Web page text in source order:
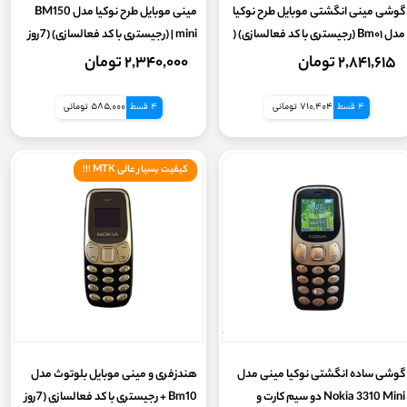
گوشی مینی انگشتی موبایل طرح نوکیا
مدل Bm۰۱ (رجیستری با کد فعالسازی) (
گارانتی سلامت 7روز تست و تعویض کالا)
۲,۸۴۱,۶۱۵ تومان
4 قسط 710,404 تومانی
مینی موبایل طرح نوکیا مدل BM150
mini | (رجیستری با کد فعالسازی) (7روز
گارانتی سلامت کالا)
۲,۳۴۰,۰۰۰ تومان
4 قسط 585,000 تومانی
گوشی ساده انگشتی نوکیا مینی مدل
Nokia 3310 Mini دو سیم کارت و
هندزفری و مینی موبایل بلوتوث مدل
Bm10 + رجیستری با کد فعالسازی (7روز
کیفیت بسیار عالی MTK !!!